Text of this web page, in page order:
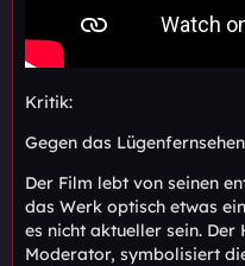
Kritik:
Gegen das
Der Film lebt von seinen
das Werk optisch etwas
es nicht aktueller sein.
Moderator, symbolisiert